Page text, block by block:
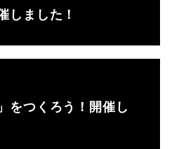
しました！
をつくろう！開催し